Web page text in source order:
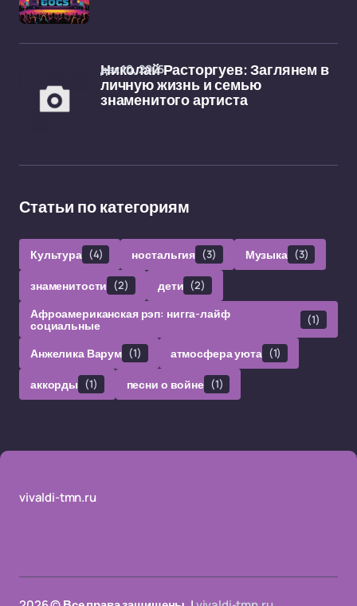
Николай Расторгуев: Заглянем в
личную жизнь и семью
знаменитого артиста
дек 10, 2025
Статьи по категориям
Культура (4) ностальгия (3) Музыка (3)
знаменитости (2) дети (2)
Афроамериканская рэп: нигга-лайф
социальные (1)
Анжелика Варум (1) атмосфера уюта (1)
аккорды (1) песни о войне (1)
vivaldi-tmn.ru